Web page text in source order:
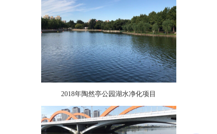
2018年陶然亭公园湖水净化项目